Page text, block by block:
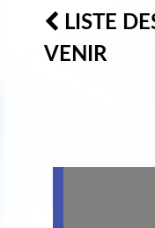
LISTE
VENIR